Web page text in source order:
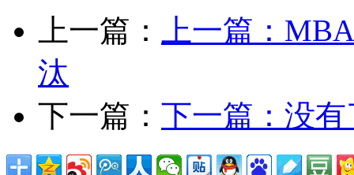
上一篇：
上一篇：
汰
下一篇： 下一篇：没有